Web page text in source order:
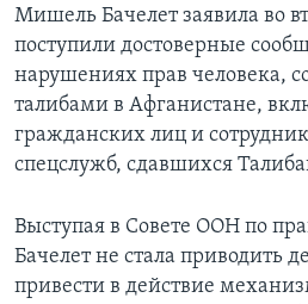
Мишель Бачелет заявила во
поступили достоверные
нарушениях прав человека,
талибами в Афганистане,
гражданских лиц и
спецслужб, сдавшихся
Выступая в Совете ООН по
Бачелет не стала приводить
привести в действие